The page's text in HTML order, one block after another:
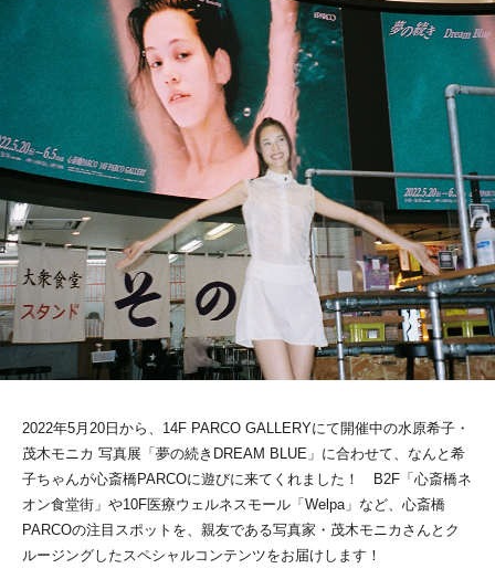
2022年5月20日から、14F PARCO GALLERYにて開催中の水原希子・
茂木モニカ 写真展「夢の続きDREAM BLUE」に合わせて、なんと希
子ちゃんが心斎橋PARCOに遊びに来てくれました！ B2F「心斎橋ネ
オン食堂街」や10F医療ウェルネスモール「Welpa」など、心斎橋
PARCOの注目スポットを、親友である写真家・茂木モニカさんとク
ルージングしたスペシャルコンテンツをお届けします！